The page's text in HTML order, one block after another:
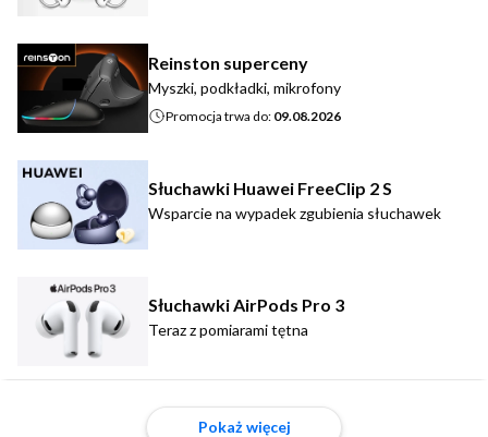
Reinston superceny
Myszki, podkładki, mikrofony
Promocja trwa do: 09.08.2026
Słuchawki Huawei FreeClip 2 S
Wsparcie na wypadek zgubienia słuchawek
Słuchawki AirPods Pro 3
Teraz z pomiarami tętna
Pokaż więcej